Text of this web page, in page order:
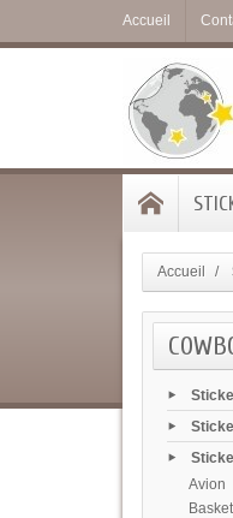
Accueil
Accueil
Avion
Basket